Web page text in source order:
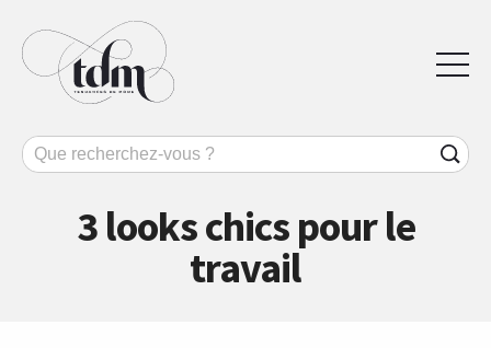
3 looks chics pour le
travail